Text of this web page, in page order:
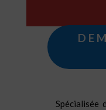
Spécialisée